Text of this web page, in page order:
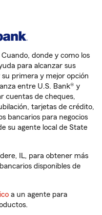
donde y como los
para alcanzar sus
primera y mejor opción
entre U.S. Bank® y
cuentas de cheques,
tarjetas de crédito,
bancarios para negocios
su agente local de State
IL, para obtener más
disponibles de
a un agente para